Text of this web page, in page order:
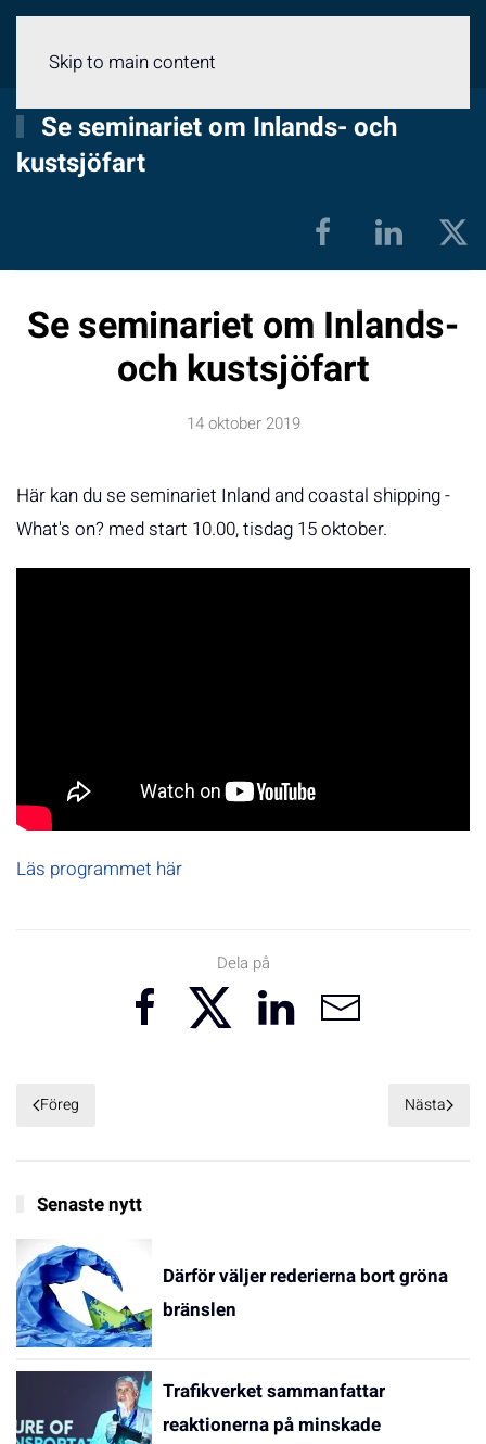
Skip to main content
Se seminariet om Inlands- och
kustsjöfart
Se seminariet om Inlands-
och kustsjöfart
14 oktober 2019
Här kan du se seminariet Inland and coastal shipping -
What's on? med start 10.00, tisdag 15 oktober.
Läs programmet här
Dela på
Föreg Nästa
Senaste nytt
Därför väljer rederierna bort gröna
bränslen
Trafikverket sammanfattar
reaktionerna på minskade